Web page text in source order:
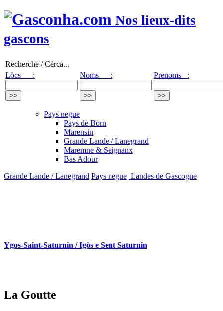
Nos lieux-dits
gascons
Recherche / Cèrca...
Lòcs :
Noms : Prenoms :
Pays negue
Pays de Born
Marensin
Grande Lande / Lanegrand
Maremne & Seignanx
Bas Adour
Grande Lande / Lanegrand Pays negue Landes de Gascogne
Ygos-Saint-Saturnin / Igòs e Sent Saturnin
La Goutte